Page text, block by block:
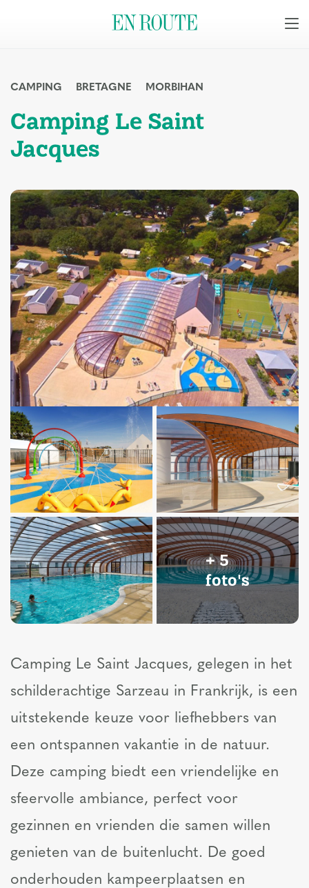
CAMPING BRETAGNE MORBIHAN
Camping Le Saint
Jacques
+ 5
foto's
Camping Le Saint Jacques, gelegen in het
schilderachtige Sarzeau in Frankrijk, is een
uitstekende keuze voor liefhebbers van
een ontspannen vakantie in de natuur.
Deze camping biedt een vriendelijke en
sfeervolle ambiance, perfect voor
gezinnen en vrienden die samen willen
genieten van de buitenlucht. De goed
onderhouden kampeerplaatsen en